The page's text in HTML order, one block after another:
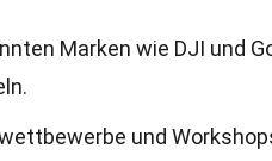
Marken wie DJI und
und